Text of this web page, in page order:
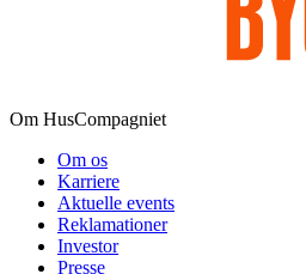
Om HusCompagniet
Om os
Karriere
Aktuelle events
Reklamationer
Investor
Presse